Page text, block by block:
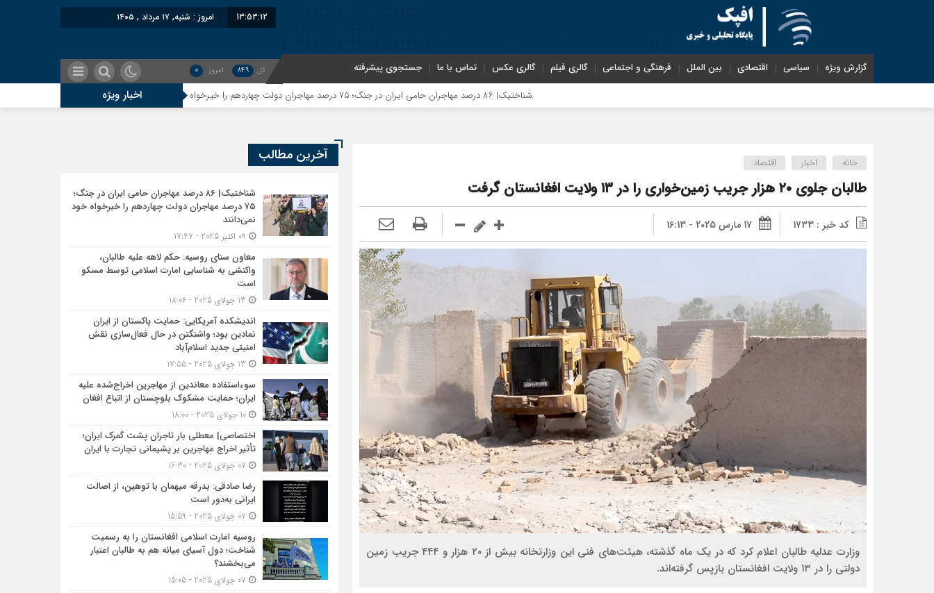
13:53:13 امروز : شنبه, ۱۷ مرداد , ۱۴۰۵
گزارش ویژه سیاسی اقتصادی بین الملل فرهنگی و اجتماعی گالری فیلم گالری عکس تماس با ما جستجوی پیشرفته کل 849 امروز 0
اخبار ویژه
معاون سنای روسیه: حکم لاهه علیه طالبان،
خانه اخبار اقتصاد
طالبان جلوی ۲۰ هزار جریب زمین‌خواری را در ۱۳ ولایت افغانستان گرفت
کد خبر : 1733 17 مارس 2025 - 16:13
وزارت عدلیه طالبان اعلام کرد که در یک ماه گذشته، هیئت‌های فنی این وزارتخانه بیش از ۲۰ هزار و ۴۴۴ جریب زمین
دولتی را در ۱۳ ولایت افغانستان بازپس گرفته‌اند.
آخرین مطالب
شناختیک| ۸۶ درصد مهاجران حامی ایران در جنگ؛
۷۵ درصد مهاجران دولت چهاردهم را خیرخواه خود
نمی‌دانند
معاون سنای روسیه: حکم لاهه علیه طالبان،
واکنشی به شناسایی امارت اسلامی توسط مسکو
است
اندیشکده آمریکایی: حمایت پاکستان از ایران
نمادین بود؛ واشنگتن در حال فعال‌سازی نقش
امنیتی جدید اسلام‌آباد
سوءاستفاده معاندین از مهاجرین اخراج‌شده علیه
ایران؛ حمایت مشکوک بلوچستان از اتباع افغان
10 جولای 2025 - 18:00
اختصاصی| معطلی بار تاجران پشت گمرک ایران؛
تأثیر اخراج مهاجرین بر پشیمانی تجارت با ایران
رضا صادقی: بدرقه میهمان با توهین، از اصالت
ایرانی به‌دور است
روسیه امارت اسلامی افغانستان را به رسمیت
شناخت؛ دول آسیای میانه هم به طالبان اعتبار
می‎‌بخشند؟